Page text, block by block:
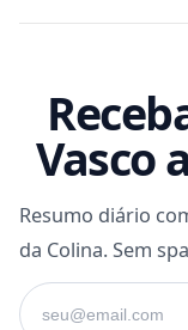
Vasco
Resumo diário
da Colina. Sem
Seu e-mail